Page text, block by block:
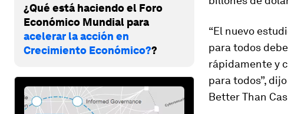
¿Qué está haciendo el Foro
Económico Mundial para
acelerar la acción en
Crecimiento Económico??
“El nuevo
para todos
rápidamente y
para todos”,
Better Than